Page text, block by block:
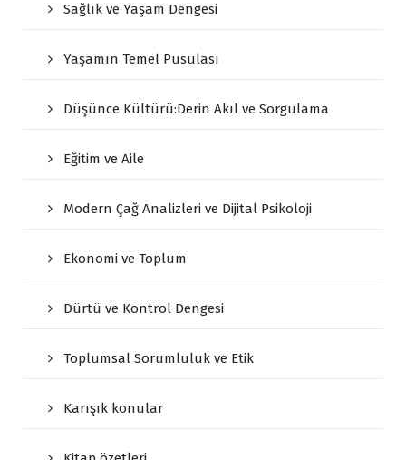
Sağlık ve Yaşam Dengesi
Yaşamın Temel Pusulası
Düşünce Kültürü:Derin Akıl ve Sorgulama
Eğitim ve Aile
Modern Çağ Analizleri ve Dijital Psikoloji
Ekonomi ve Toplum
Dürtü ve Kontrol Dengesi
Toplumsal Sorumluluk ve Etik
Karışık konular